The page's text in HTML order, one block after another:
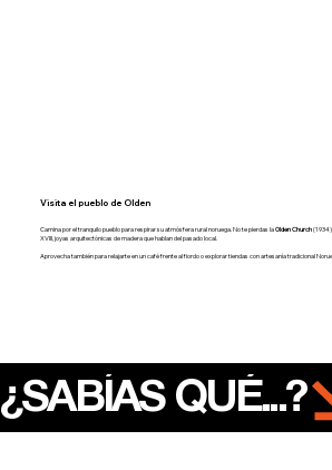
Visita el pueblo de Olden
Camina por el tranquilo pueblo para respirar su atmósfera rural noruega. No te pierdas laOlden Church
XVIII, joyas arquitectónicas de madera que hablan del pasado local.
Aprovecha también para relajarte en un café frente al fiordo o explorar tiendas con artesanía tradicional
¿SABÍAS QUÉ...?